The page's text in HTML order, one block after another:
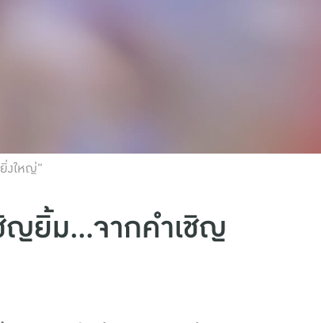
งใหญ่"
ญยิ้ม...จากคำเชิญ